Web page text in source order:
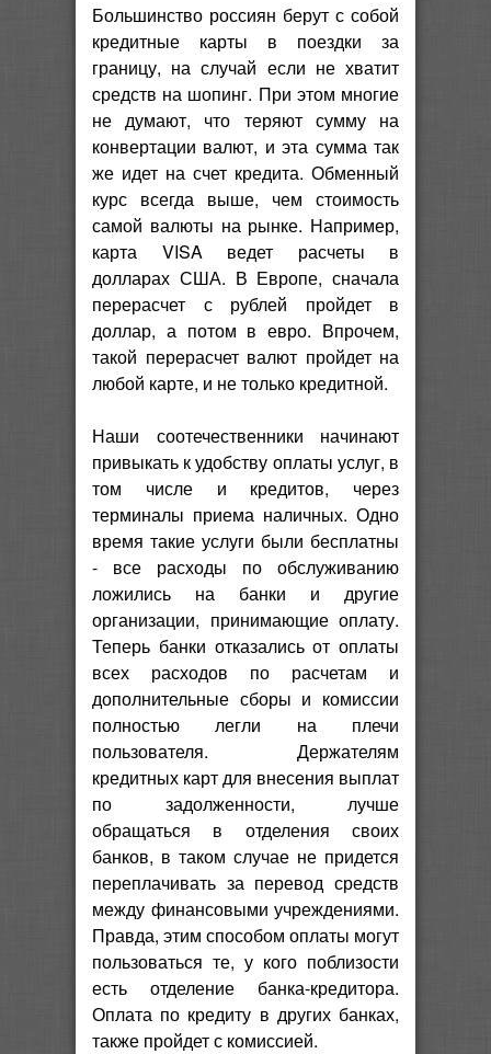
Большинство россиян берут с собой
кредитные карты в поездки за
границу, на случай если не хватит
средств на шопинг. При этом многие
не думают, что теряют сумму на
конвертации валют, и эта сумма так
же идет на счет кредита. Обменный
курс всегда выше, чем стоимость
самой валюты на рынке. Например,
карта VISA ведет расчеты в
долларах США. В Европе, сначала
перерасчет с рублей пройдет в
доллар, а потом в евро. Впрочем,
такой перерасчет валют пройдет на
любой карте, и не только кредитной.
Наши соотечественники начинают
привыкать к удобству оплаты услуг, в
том числе и кредитов, через
терминалы приема наличных. Одно
время такие услуги были бесплатны
- все расходы по обслуживанию
ложились на банки и другие
организации, принимающие оплату.
Теперь банки отказались от оплаты
всех расходов по расчетам и
дополнительные сборы и комиссии
полностью легли на плечи
пользователя. Держателям
кредитных карт для внесения выплат
по задолженности, лучше
обращаться в отделения своих
банков, в таком случае не придется
переплачивать за перевод средств
между финансовыми учреждениями.
Правда, этим способом оплаты могут
пользоваться те, у кого поблизости
есть отделение банка-кредитора.
Оплата по кредиту в других банках,
также пройдет с комиссией.